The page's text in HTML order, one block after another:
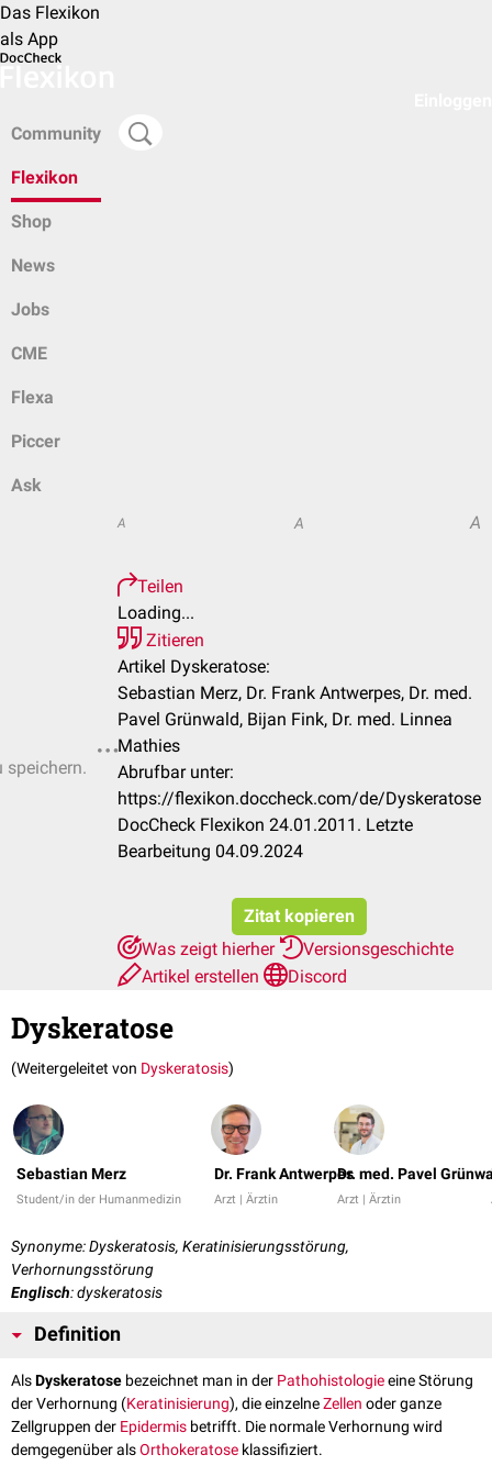
Das Flexikon
als App
Community
Flexikon
Shop
News
Jobs
CME
Flexa
Piccer
Ask
speichern.
A A A
Teilen
Loading...
Zitieren
Artikel Dyskeratose:
Sebastian Merz, Dr. Frank Antwerpes, Dr. med.
Pavel Grünwald, Bijan Fink, Dr. med. Linnea
Mathies
Abrufbar unter:
https://flexikon.doccheck.com/de/Dyskeratose
DocCheck Flexikon 24.01.2011. Letzte
Bearbeitung 04.09.2024
Zitat kopieren
Was zeigt hierher
Versionsgeschichte
Artikel erstellen
Discord
Dyskeratose
(Weitergeleitet von Dyskeratosis)
Sebastian Merz
Student/in der Humanmedizin
Dr. Frank Antwerpes
Arzt | Ärztin
Dr. med. Pavel
Arzt | Ärztin
Synonyme: Dyskeratosis, Keratinisierungsstörung,
Verhornungsstörung
Englisch: dyskeratosis
Definition
AlsDyskeratose bezeichnet man in der Pathohistologieeine Störung
der Verhornung (Keratinisierung), die einzelneZellen oder ganze
Zellgruppen der Epidermis betrifft. Die normale Verhornung wird
demgegenüber alsOrthokeratose klassifiziert.